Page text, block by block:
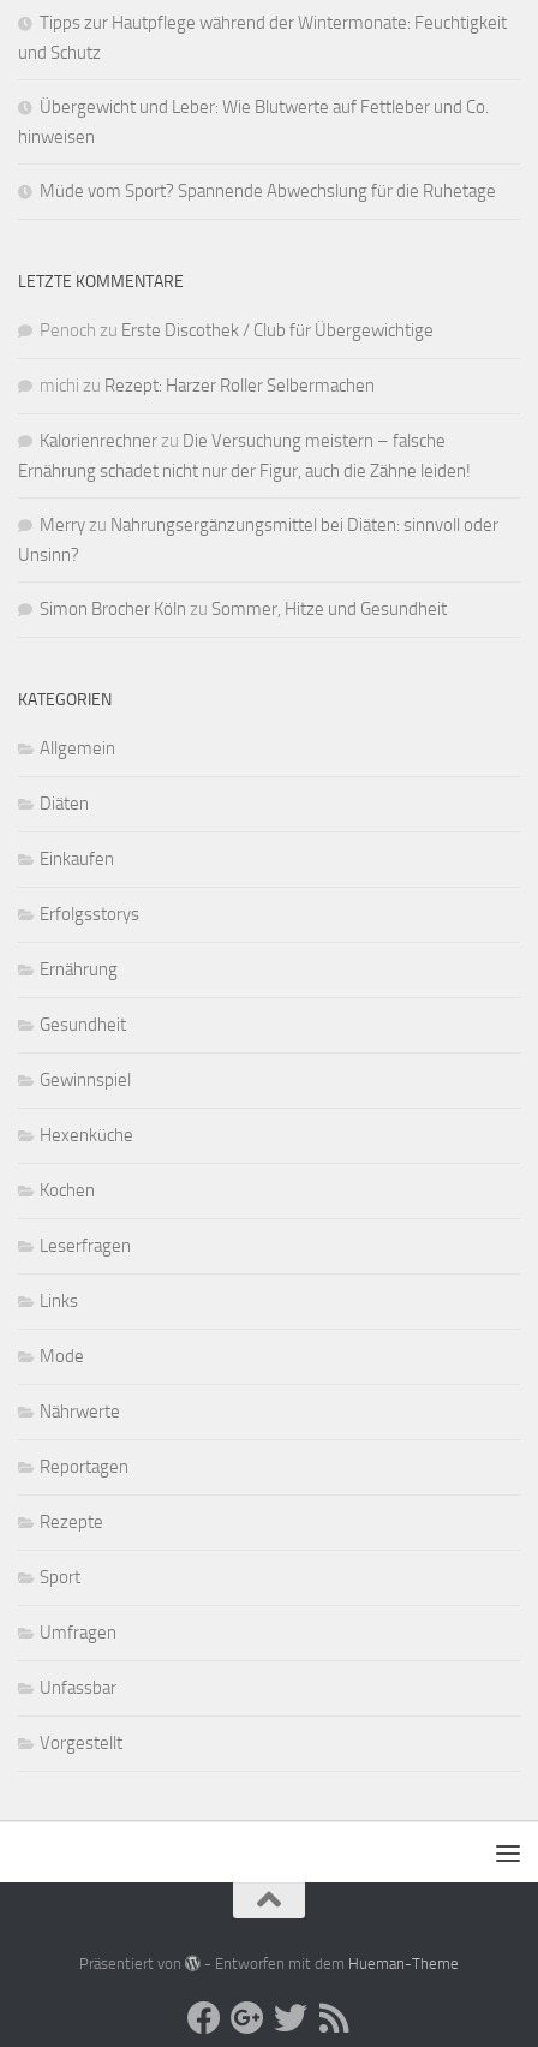
Tipps zur Hautpflege während der Wintermonate: Feuchtigkeit
und Schutz
Übergewicht und Leber: Wie Blutwerte auf Fettleber und Co.
hinweisen
Müde vom Sport? Spannende Abwechslung für die Ruhetage
LETZTE KOMMENTARE
Penoch zu Erste Discothek / Club für Übergewichtige
michi zu Rezept: Harzer Roller Selbermachen
Kalorienrechnerzu Die Versuchung meistern – falsche
Ernährung schadet nicht nur der Figur, auch die Zähne leiden!
Merryzu Nahrungsergänzungsmittel bei Diäten: sinnvoll oder
Unsinn?
Simon Brocher Köln zu Sommer, Hitze und Gesundheit
KATEGORIEN
Allgemein
Diäten
Einkaufen
Erfolgsstorys
Ernährung
Gesundheit
Gewinnspiel
Hexenküche
Kochen
Leserfragen
Links
Mode
Nährwerte
Reportagen
Rezepte
Sport
Umfragen
Unfassbar
Vorgestellt
Präsentiert von - Entworfen mit dem Hueman-Theme